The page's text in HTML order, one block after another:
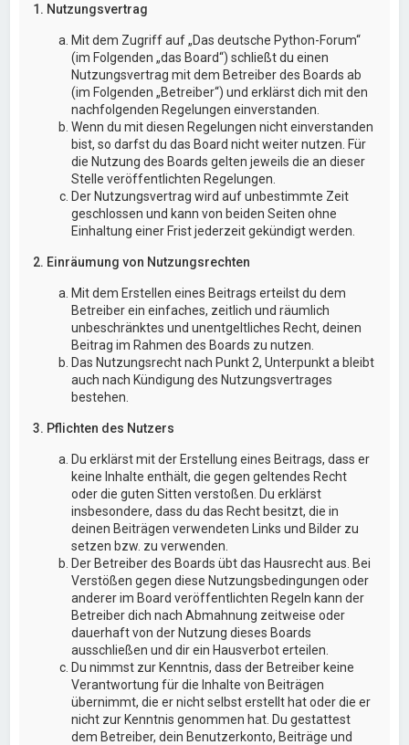
1. Nutzungsvertrag
Mit dem Zugriff auf „Das deutsche Python-Forum“
(im Folgenden „das Board“) schließt du einen
Nutzungsvertrag mit dem Betreiber des Boards ab
(im Folgenden „Betreiber“) und erklärst dich mit den
nachfolgenden Regelungen einverstanden.
Wenn du mit diesen Regelungen nicht einverstanden
bist, so darfst du das Board nicht weiter nutzen. Für
die Nutzung des Boards gelten jeweils die an dieser
Stelle veröffentlichten Regelungen.
Der Nutzungsvertrag wird auf unbestimmte Zeit
geschlossen und kann von beiden Seiten ohne
Einhaltung einer Frist jederzeit gekündigt werden.
2. Einräumung von Nutzungsrechten
Mit dem Erstellen eines Beitrags erteilst du dem
Betreiber ein einfaches, zeitlich und räumlich
unbeschränktes und unentgeltliches Recht, deinen
Beitrag im Rahmen des Boards zu nutzen.
Das Nutzungsrecht nach Punkt 2, Unterpunkt a bleibt
auch nach Kündigung des Nutzungsvertrages
bestehen.
3. Pflichten des Nutzers
Du erklärst mit der Erstellung eines Beitrags, dass er
keine Inhalte enthält, die gegen geltendes Recht
oder die guten Sitten verstoßen. Du erklärst
insbesondere, dass du das Recht besitzt, die in
deinen Beiträgen verwendeten Links und Bilder zu
setzen bzw. zu verwenden.
Der Betreiber des Boards übt das Hausrecht aus. Bei
Verstößen gegen diese Nutzungsbedingungen oder
anderer im Board veröffentlichten Regeln kann der
Betreiber dich nach Abmahnung zeitweise oder
dauerhaft von der Nutzung dieses Boards
ausschließen und dir ein Hausverbot erteilen.
Du nimmst zur Kenntnis, dass der Betreiber keine
Verantwortung für die Inhalte von Beiträgen
übernimmt, die er nicht selbst erstellt hat oder die er
nicht zur Kenntnis genommen hat. Du gestattest
dem Betreiber, dein Benutzerkonto, Beiträge und